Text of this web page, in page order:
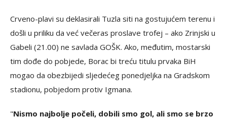
Crveno-plavi su deklasirali Tuzla siti na gostujućem terenu i
došli u priliku da već večeras proslave trofej – ako Zrinjski u
Gabeli (21.00) ne savlada GOŠK. Ako, međutim, mostarski
tim dođe do pobjede, Borac bi treću titulu prvaka BiH
mogao da obezbijedi sljedećeg ponedjeljka na Gradskom
stadionu, pobjedom protiv Igmana.
"Nismo najbolje počeli, dobili smo gol, ali smo se brzo